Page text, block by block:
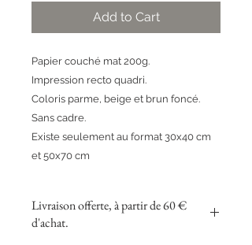
Add to Cart
Papier couché mat 200g.
Impression recto quadri.
Coloris parme, beige et brun foncé.
Sans cadre.
Existe seulement au format 30x40 cm
et 50x70 cm
Livraison offerte, à partir de 60 €
d'achat.